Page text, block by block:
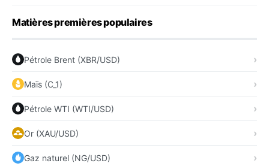
Matières premières populaires
Pétrole Brent (XBR/USD)
Maïs (C_1)
Pétrole WTI (WTI/USD)
Or (XAU/USD)
Gaz naturel (NG/USD)